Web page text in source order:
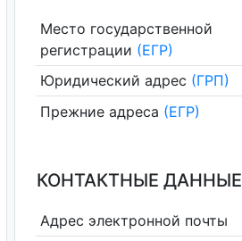
Место государственной
регистрации (ЕГР)
Юридический адрес (ГРП)
Прежние адреса (ЕГР)
КОНТАКТНЫЕ ДАННЫЕ
Адрес электронной почты